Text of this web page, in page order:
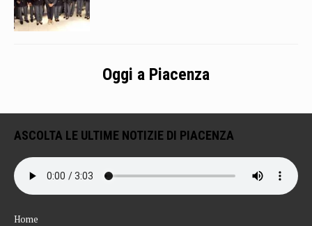
Oggi a Piacenza
ASCOLTA LE ULTIME NOTIZIE DI PIACENZA
Home